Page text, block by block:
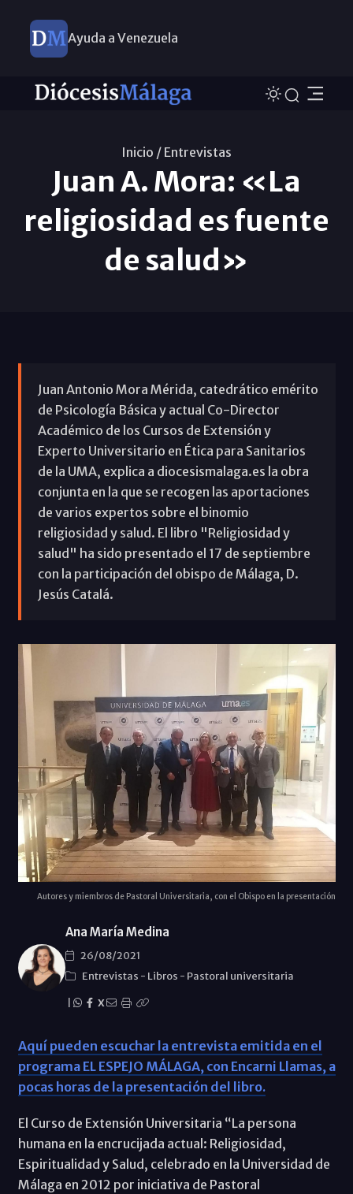
Ayuda a Venezuela
Inicio / Entrevistas
Juan A. Mora: «La
religiosidad es fuente
de salud»
Juan Antonio Mora Mérida, catedrático emérito
de Psicología Básica y actual Co-Director
Académico de los Cursos de Extensión y
Experto Universitario en Ética para Sanitarios
de la UMA, explica a diocesismalaga.es la obra
conjunta en la que se recogen las aportaciones
de varios expertos sobre el binomio
religiosidad y salud. El libro "Religiosidad y
salud" ha sido presentado el 17 de septiembre
con la participación del obispo de Málaga, D.
Jesús Catalá.
Autores y miembros de Pastoral Universitaria, con el Obispo en la presentación
Ana María Medina
26/08/2021
Entrevistas - Libros - Pastoral universitaria
X
Aquí pueden escuchar la entrevista emitida en el
programa EL ESPEJO MÁLAGA, con Encarni Llamas, a
pocas horas de la presentación del libro.
El Curso de Extensión Universitaria “La persona
humana en la encrucijada actual: Religiosidad,
Espiritualidad y Salud, celebrado en la Universidad de
Málaga en 2012 por iniciativa de Pastoral